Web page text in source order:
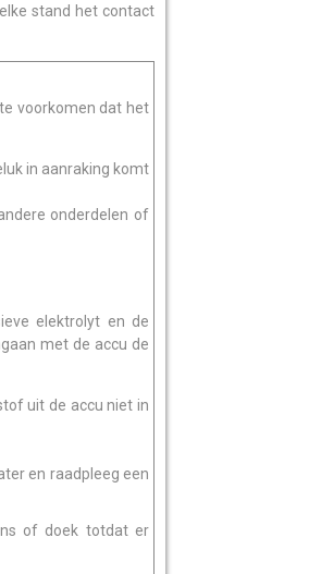
stand het contact
voorkomen dat het
in aanraking komt
onderdelen of
elektrolyt en de
met de accu de
uit de accu niet in
en raadpleeg een
of doek totdat er